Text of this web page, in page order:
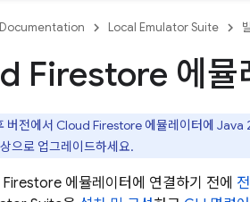
Documentation Local Emulator Suite
Firestore 에뮬
버전에서 Cloud Firestore에뮬레이터에 Java
으로 업그레이드하세요.
에뮬레이터에 연결하기 전에